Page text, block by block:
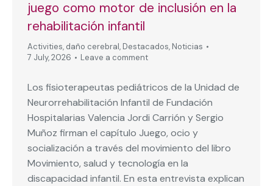
juego como motor de inclusión en la
rehabilitación infantil
Activities, daño cerebral, Destacados, Noticias
7 July, 2026
Leave a comment
Los fisioterapeutas pediátricos de la Unidad de
Neurorrehabilitación Infantil de Fundación
Hospitalarias Valencia Jordi Carrión y Sergio
Muñoz firman el capítulo Juego, ocio y
socialización a través del movimiento del libro
Movimiento, salud y tecnología en la
discapacidad infantil. En esta entrevista explican